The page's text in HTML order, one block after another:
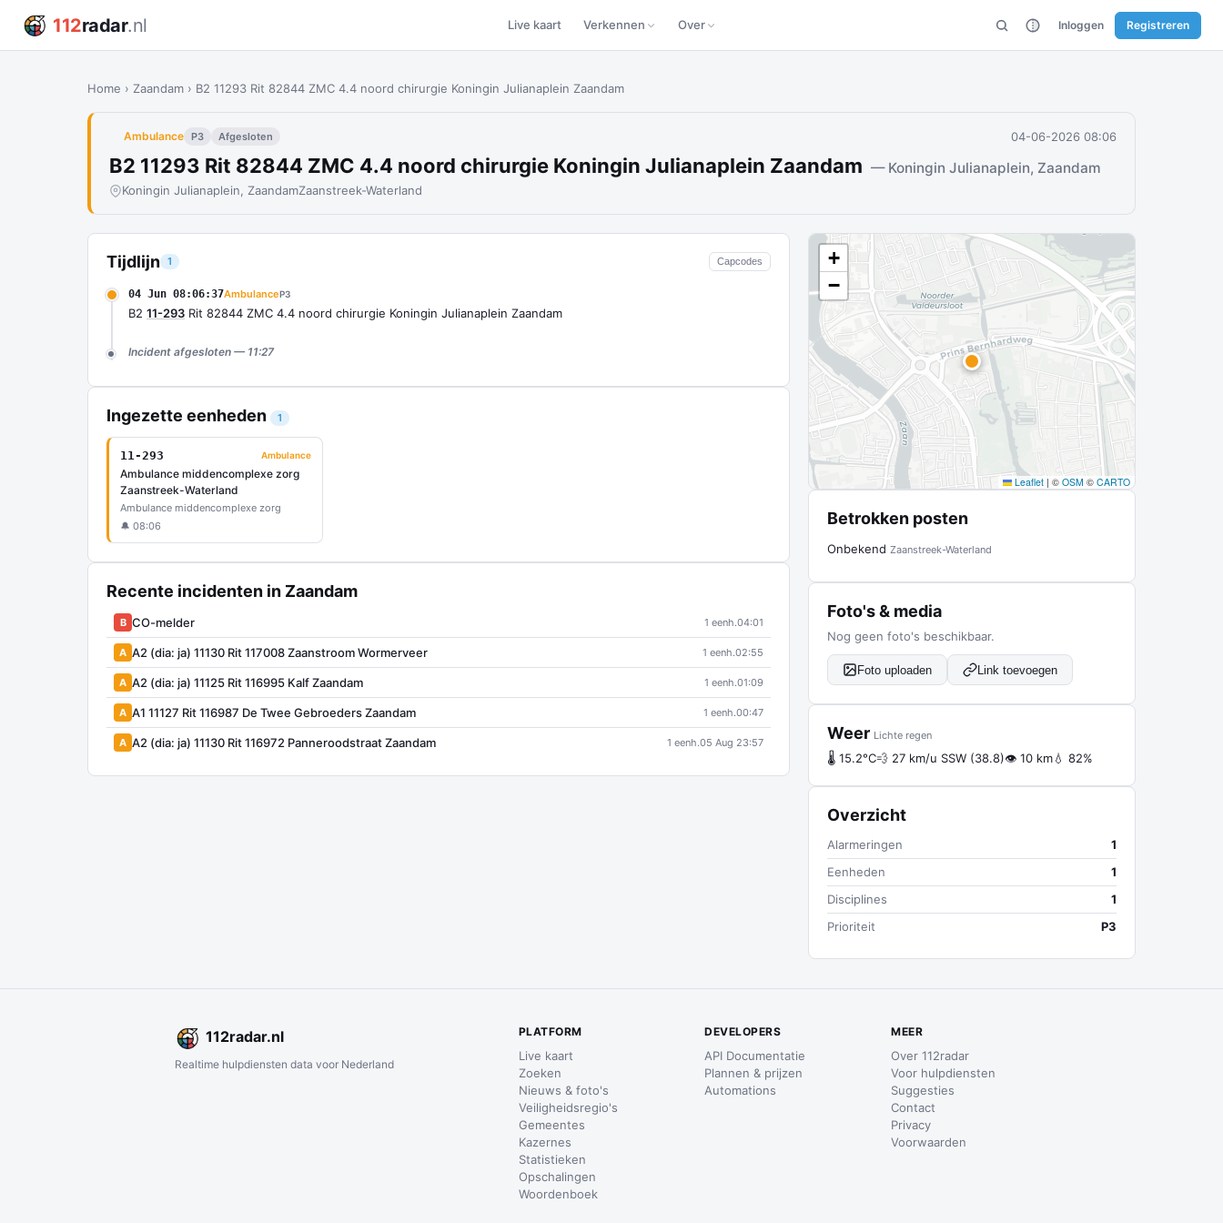
112radar.nl Live kaart Verkennen Over Inloggen Registreren
Home › Zaandam › B2 11293 Rit 82844 ZMC 4.4 noord chirurgie Koningin Julianaplein Zaandam
Ambulance P3 Afgesloten 04-06-2026 08:06
B2 11293 Rit 82844 ZMC 4.4 noord chirurgie Koningin Julianaplein Zaandam — Koningin Julianaplein, Zaandam
Koningin Julianaplein, ZaandamZaanstreek-Waterland
Tijdlijn 1 Capcodes
04 Jun 08:06:37AmbulanceP3
B2 11-293 Rit 82844 ZMC 4.4 noord chirurgie Koningin Julianaplein Zaandam
Incident afgesloten — 11:27
Ingezette eenheden 1
11-293 Ambulance
Ambulance middencomplexe zorg
Zaanstreek-Waterland
Ambulance middencomplexe zorg
🔔 08:06
Recente incidenten in Zaandam
B CO-melder 1 eenh.04:01
A A2 (dia: ja) 11130 Rit 117008 Zaanstroom Wormerveer 1 eenh.02:55
A A2 (dia: ja) 11125 Rit 116995 Kalf Zaandam 1 eenh.01:09
A A1 11127 Rit 116987 De Twee Gebroeders Zaandam 1 eenh.00:47
A A2 (dia: ja) 11130 Rit 116972 Panneroodstraat Zaandam 1 eenh.05 Aug 23:57
+
−
Leaflet | © OSM © CARTO
Betrokken posten
Onbekend Zaanstreek-Waterland
Foto's & media
Nog geen foto's beschikbaar.
Foto uploaden Link toevoegen
Weer Lichte regen
🌡 15.2°C💨 27 km/u SSW (38.8)👁 10 km💧 82%
Overzicht
Alarmeringen
1
Eenheden
1
Disciplines
1
Prioriteit
P3
112radar.nl
Realtime hulpdiensten data voor Nederland
PLATFORM
Live kaart
Zoeken
Nieuws & foto's
Veiligheidsregio's
Gemeentes
Kazernes
Statistieken
Opschalingen
Woordenboek
DEVELOPERS
API Documentatie
Plannen & prijzen
Automations
MEER
Over 112radar
Voor hulpdiensten
Suggesties
Contact
Privacy
Voorwaarden